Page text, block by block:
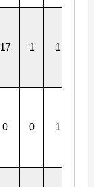
17 1 1
0 0 1